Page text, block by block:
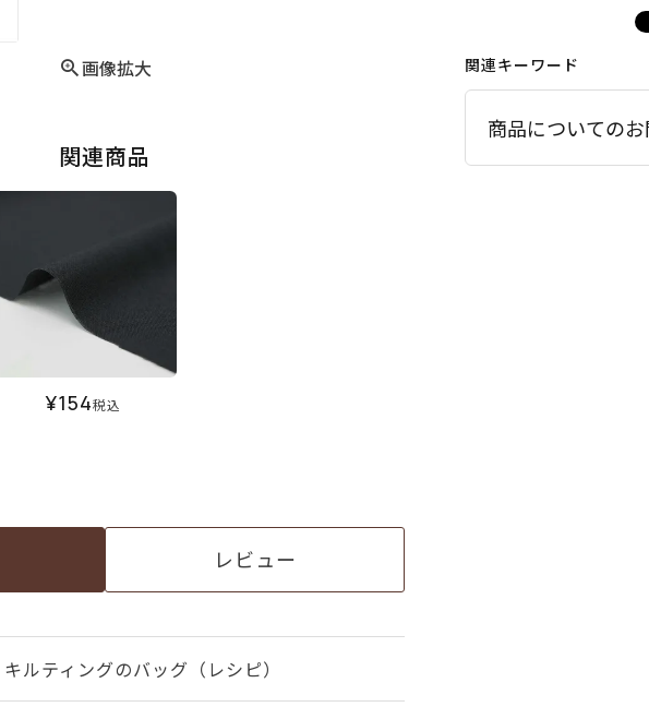
画像拡大
関連商品
¥154税込
レビュー
キルティングのバッグ（レシピ）
関連キーワード
商品についての